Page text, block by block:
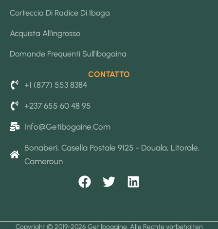
Corteccia Di Radice Di Iboga
Acquista All'ingrosso
Domande Frequenti Sull'ibogaina
CONTATTO
+1 (877) 553 8384
+237 655 60 48 95
Info@getibogaine.com
Bonaberi, Casella Postale 9125 - Douala, Litorale,
Cameroun
F
e
T
t
L
k
Copyright © 2019-2026 Get Ibogaine. Alle Rechte vorbehalten